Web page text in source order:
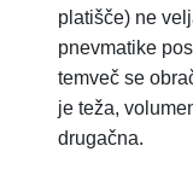
platišče) ne
pnevmatike
temveč se
je teža,
drugačna.